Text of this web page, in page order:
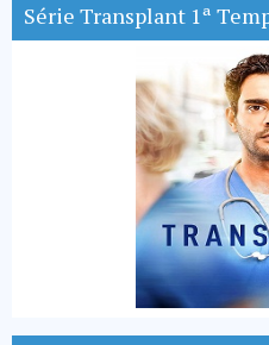
Série Transplant 1ª